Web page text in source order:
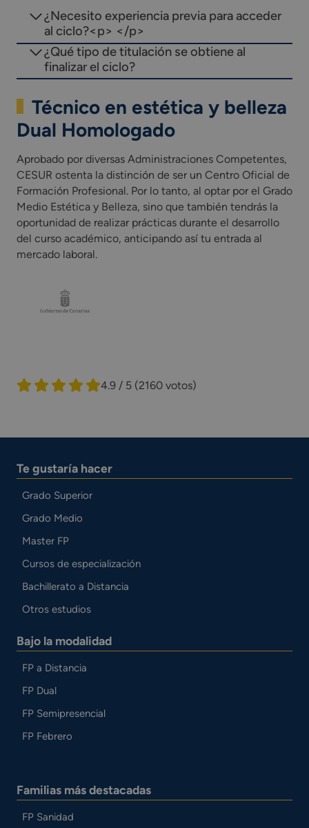
¿Necesito experiencia previa para acceder
al ciclo?<p> </p>
¿Qué tipo de titulación se obtiene al
finalizar el ciclo?
Técnico en estética y belleza
Dual Homologado
Aprobado por diversas Administraciones Competentes,
CESUR ostenta la distinción de ser un Centro Oficial de
Formación Profesional. Por lo tanto, al optar por el Grado
Medio Estética y Belleza, sino que también tendrás la
oportunidad de realizar prácticas durante el desarrollo
del curso académico, anticipando así tu entrada al
mercado laboral.
4.9 / 5 (2160 votos)
Te gustaría hacer
Grado Superior
Grado Medio
Master FP
Cursos de especialización
Bachillerato a Distancia
Otros estudios
Bajo la modalidad
FP a Distancia
FP Dual
FP Semipresencial
FP Febrero
Familias más destacadas
FP Sanidad